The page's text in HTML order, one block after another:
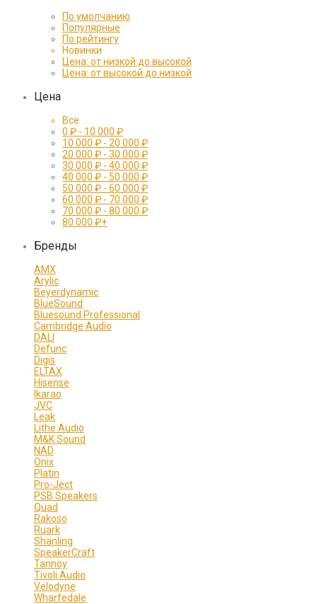
По умолчанию
Популярные
По рейтингу
Новинки
Цена: от низкой до высокой
Цена: от высокой до низкой
Цена
Все
0 ₽ - 10 000 ₽
10 000 ₽ - 20 000 ₽
20 000 ₽ - 30 000 ₽
30 000 ₽ - 40 000 ₽
40 000 ₽ - 50 000 ₽
50 000 ₽ - 60 000 ₽
60 000 ₽ - 70 000 ₽
70 000 ₽ - 80 000 ₽
80 000 ₽+
Бренды
AMX
Arylic
Beyerdynamic
BlueSound
Bluesound Professional
Cambridge Audio
DALI
Defunc
Digis
ELTAX
Hisense
Ikarao
JVC
Leak
Lithe Audio
M&K Sound
NAD
Onix
Platin
Pro-Ject
PSB Speakers
Quad
Rakoso
Ruark
Shanling
SpeakerCraft
Tannoy
Tivoli Audio
Velodyne
Wharfedale